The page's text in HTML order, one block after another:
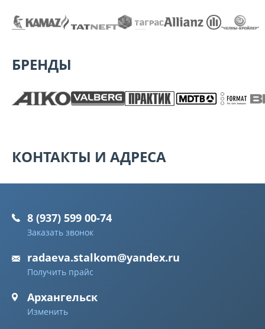
БРЕНДЫ
КОНТАКТЫ И АДРЕСА
8 (937) 599 00-74
Заказать звонок
radaeva.stalkom@yandex.ru
Получить прайс
Архангельск
Изменить